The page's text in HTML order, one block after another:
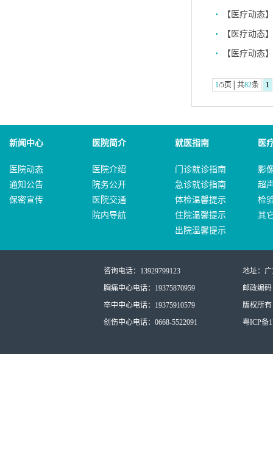
· 【医疗动态
· 【医疗动态
· 【医疗动态
1/5页│共82条 1
新闻中心 医院简介 就医指南 医
医院动态
通知公告
保密宣传
医院介绍
院务公开
医院交通
院内导航
门诊就诊指南
急诊就诊指南
体检温馨提示
住院温馨提示
出院温馨提示
影
超
检
其
咨询电话：13929799123
胸痛中心电话：19375870959
卒中中心电话：19375910579
创伤中心电话：0668-5522091
地址：
邮政编码
版权所
粤ICP备